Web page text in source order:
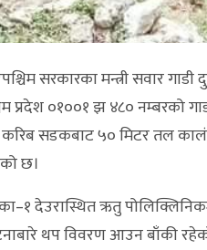
सरकारका मन्त्री सवार गाडी
प्रदेश ०१००१ झ ४८० नम्बरको
करिब सडकबाट ५० मिटर तल
छ।
देउरास्थित ऋतु
थप विवरण आउन बाँकी